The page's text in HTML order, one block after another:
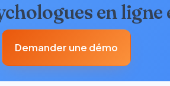
en ligne
Demander une démo